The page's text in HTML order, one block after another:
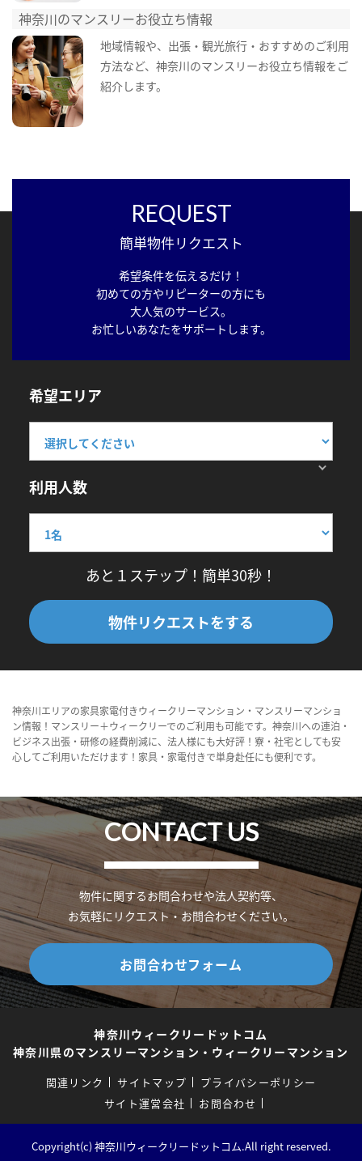
神奈川のマンスリーお役立ち情報
地域情報や、出張・観光旅行・おすすめのご利用
方法など、神奈川のマンスリーお役立ち情報をご
紹介します。
REQUEST
簡単物件リクエスト
希望条件を伝えるだけ！
初めての方やリピーターの方にも
大人気のサービス。
お忙しいあなたをサポートします。
希望エリア
利用人数
あと１ステップ！簡単30秒！
物件リクエストをする
神奈川エリアの家具家電付きウィークリーマンション・マンスリーマンショ
ン情報！マンスリー＋ウィークリーでのご利用も可能です。神奈川への連泊・
ビジネス出張・研修の経費削減に、法人様にも大好評！寮・社宅としても安
心してご利用いただけます！家具・家電付きで単身赴任にも便利です。
CONTACT US
物件に関するお問合わせや法人契約等、
お気軽にリクエスト・お問合わせください。
お問合わせフォーム
神奈川ウィークリードットコム
神奈川県のマンスリーマンション・ウィークリーマンション
関連リンク サイトマップ
プライバシーポリシー
サイト運営会社
お問合わせ
Copyright(c) 神奈川ウィークリードットコム.All right reserved.